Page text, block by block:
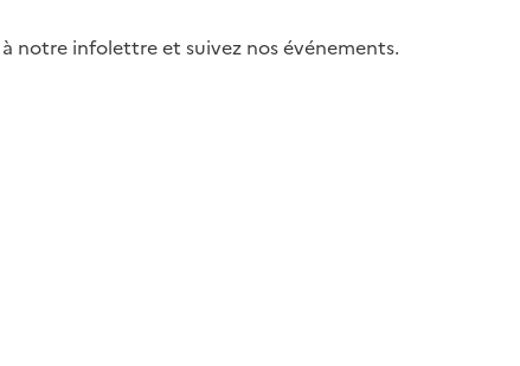
notre infolettre et suivez nos événements.